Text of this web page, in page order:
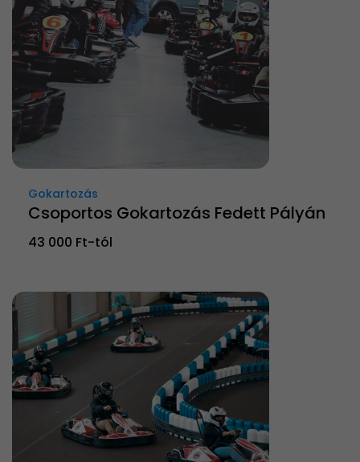
Gokartozás
Csoportos Gokartozás Fedett Pályán
43 000 Ft-tól